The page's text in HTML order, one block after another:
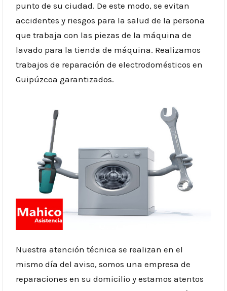
punto de su ciudad. De este modo, se evitan
accidentes y riesgos para la salud de la persona
que trabaja con las piezas de la máquina de
lavado para la tienda de máquina. Realizamos
trabajos de reparación de electrodomésticos en
Guipúzcoa garantizados.
Nuestra atención técnica se realizan en el
mismo día del aviso, somos una empresa de
reparaciones en su domicilio y estamos atentos